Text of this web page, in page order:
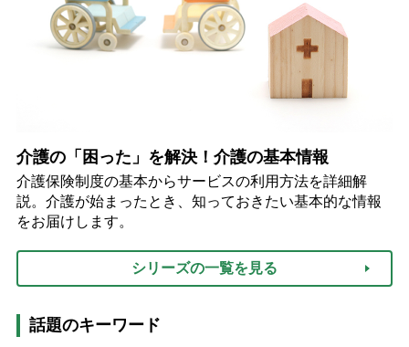
介護の「困った」を解決！介護の基本情報
介護保険制度の基本からサービスの利用方法を詳細解
説。介護が始まったとき、知っておきたい基本的な情報
をお届けします。
シリーズの一覧を見る
話題のキーワード